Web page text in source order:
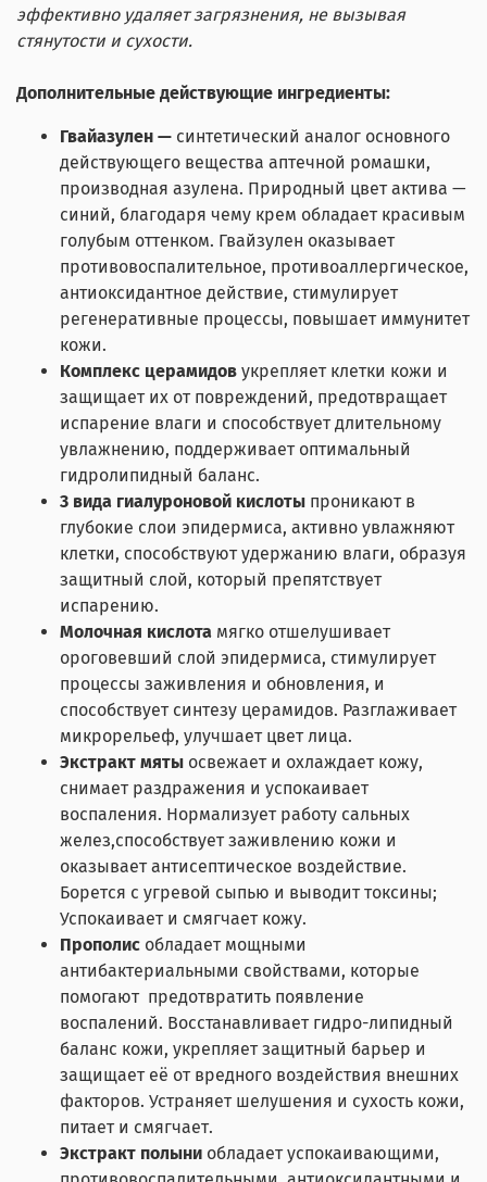
эффективно удаляет загрязнения, не вызывая
стянутости и сухости.
Дополнительные действующие ингредиенты:
Гвайазулен — синтетический аналог основного
действующего вещества аптечной ромашки,
производная азулена. Природный цвет актива —
синий, благодаря чему крем обладает красивым
голубым оттенком. Гвайзулен оказывает
противовоспалительное, противоаллергическое,
антиоксидантное действие, стимулирует
регенеративные процессы, повышает иммунитет
кожи.
Комплекс церамидов укрепляет клетки кожи и
защищает их от повреждений, предотвращает
испарение влаги и способствует длительному
увлажнению, поддерживает оптимальный
гидролипидный баланс.
3 вида гиалуроновой кислоты проникают в
глубокие слои эпидермиса, активно увлажняют
клетки, способствуют удержанию влаги, образуя
защитный слой, который препятствует
испарению.
Молочная кислота мягко отшелушивает
ороговевший слой эпидермиса, стимулирует
процессы заживления и обновления, и
способствует синтезу церамидов. Разглаживает
микрорельеф, улучшает цвет лица.
Экстракт мяты освежает и охлаждает кожу,
снимает раздражения и успокаивает
воспаления. Нормализует работу сальных
желез,способствует заживлению кожи и
оказывает антисептическое воздействие.
Борется с угревой сыпью и выводит токсины;
Успокаивает и смягчает кожу.
Прополис обладает мощными
антибактериальными свойствами, которые
помогают предотвратить появление
воспалений. Восстанавливает гидро-липидный
баланс кожи, укрепляет защитный барьер и
защищает её от вредного воздействия внешних
факторов. Устраняет шелушения и сухость кожи,
питает и смягчает.
Экстракт полыни обладает успокаивающими,